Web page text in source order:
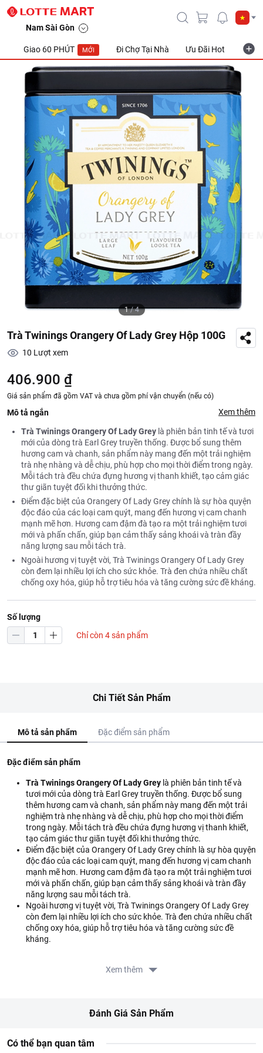
Nam Sài Gòn
Giao 60 PHÚT MỚI Đi Chợ Tại Nhà Ưu Đãi Hot
1/4
Trà Twinings Orangery Of Lady Grey Hộp 100G
10 Lượt xem
406.900 ₫
Giá sản phẩm đã gồm VAT và chưa gồm phí vận chuyển (nếu có)
Mô tả ngắn Xem thêm
Trà Twinings Orangery Of Lady Grey là phiên bản tinh tế và tươi
mới của dòng trà Earl Grey truyền thống. Được bổ sung thêm
hương cam và chanh, sản phẩm này mang đến một trải nghiệm
trà nhẹ nhàng và dễ chịu, phù hợp cho mọi thời điểm trong ngày.
Mỗi tách trà đều chứa đựng hương vị thanh khiết, tạo cảm giác
thư giãn tuyệt đối khi thưởng thức.
Điểm đặc biệt của Orangery Of Lady Grey chính là sự hòa quyện
độc đáo của các loại cam quýt, mang đến hương vị cam chanh
mạnh mẽ hơn. Hương cam đậm đà tạo ra một trải nghiệm tươi
mới và phấn chấn, giúp bạn cảm thấy sảng khoái và tràn đầy
năng lượng sau mỗi tách trà.
Ngoài hương vị tuyệt vời, Trà Twinings Orangery Of Lady Grey
còn đem lại nhiều lợi ích cho sức khỏe. Trà đen chứa nhiều chất
chống oxy hóa, giúp hỗ trợ tiêu hóa và tăng cường sức đề kháng.
Số lượng
Chỉ còn 4 sản phẩm
Chi Tiết Sản Phẩm
Mô tả sản phẩm Đặc điểm sản phẩm
Đặc điểm sản phẩm
Trà Twinings Orangery Of Lady Grey là phiên bản tinh tế và
tươi mới của dòng trà Earl Grey truyền thống. Được bổ sung
thêm hương cam và chanh, sản phẩm này mang đến một trải
nghiệm trà nhẹ nhàng và dễ chịu, phù hợp cho mọi thời điểm
trong ngày. Mỗi tách trà đều chứa đựng hương vị thanh khiết,
tạo cảm giác thư giãn tuyệt đối khi thưởng thức.
Điểm đặc biệt của Orangery Of Lady Grey chính là sự hòa quyện
độc đáo của các loại cam quýt, mang đến hương vị cam chanh
mạnh mẽ hơn. Hương cam đậm đà tạo ra một trải nghiệm tươi
mới và phấn chấn, giúp bạn cảm thấy sảng khoái và tràn đầy
năng lượng sau mỗi tách trà.
Ngoài hương vị tuyệt vời, Trà Twinings Orangery Of Lady Grey
còn đem lại nhiều lợi ích cho sức khỏe. Trà đen chứa nhiều chất
chống oxy hóa, giúp hỗ trợ tiêu hóa và tăng cường sức đề
kháng.
trong 2-3 phút. Có thể thêm 1 giọt sữa, một lát chanh hoặc cam
Xem thêm
Đánh Giá Sản Phẩm
Có thể bạn quan tâm